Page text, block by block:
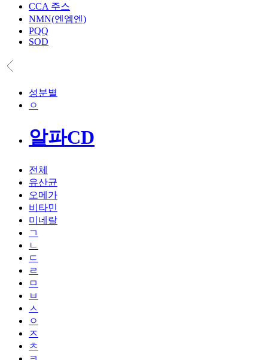
CCA 주스
NMN(엔엠엔)
PQQ
SOD
성분별
ㅇ
알파CD
전체
유산균
오메가
비타민
미네랄
ㄱ
ㄴ
ㄷ
ㄹ
ㅁ
ㅂ
ㅅ
ㅇ
ㅈ
ㅊ